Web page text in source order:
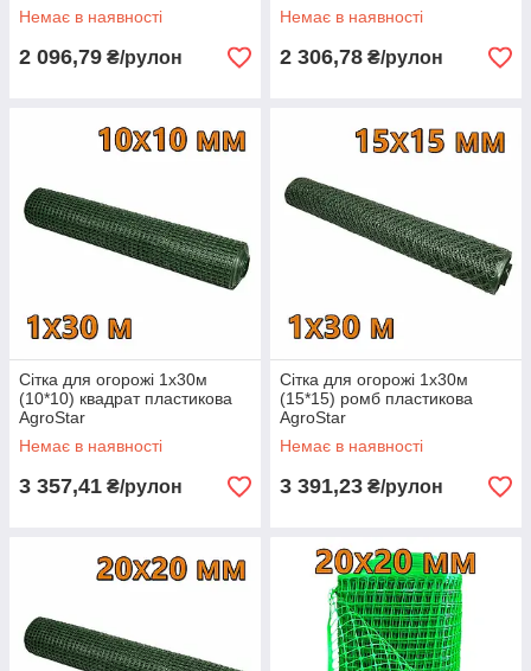
Немає в наявності
2 096,79 ₴/рулон
Немає в наявності
2 306,78 ₴/рулон
Сітка для огорожі 1х30м
(10*10) квадрат пластикова
AgroStar
Немає в наявності
3 357,41 ₴/рулон
Сітка для огорожі 1х30м
(15*15) ромб пластикова
AgroStar
Немає в наявності
3 391,23 ₴/рулон